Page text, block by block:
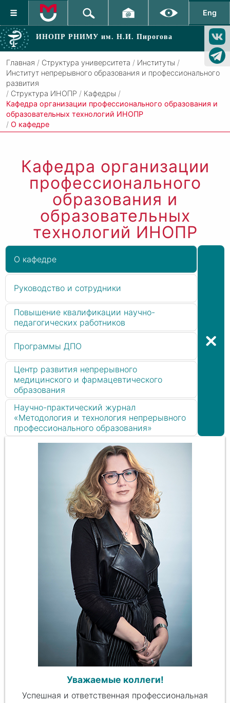
Eng
ИНОПР РНИМУ им. Н.И. Пирогова
Главная / Структура университета / Институты /
Институт непрерывного образования и профессионального
развития
/ Структура ИНОПР / Кафедры /
Кафедра организации профессионального образования и
образовательных технологий ИНОПР
/ О кафедре
Кафедра организации
профессионального
образования и
образовательных
технологий ИНОПР
О кафедре
Руководство и сотрудники
Повышение квалификации научно-
педагогических работников
Программы ДПО
Центр развития непрерывного
медицинского и фармацевтического
образования
Научно-практический журнал
«Методология и технология непрерывного
профессионального образования»
Уважаемые коллеги!
Успешная и ответственная профессиональная